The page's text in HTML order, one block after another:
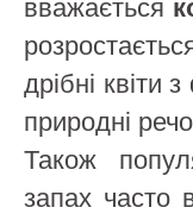
вважається
дрібні квіти
природні
Також
запах часто